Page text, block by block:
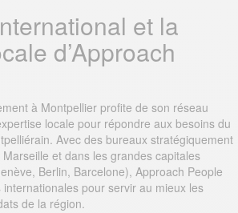
et la
d’Approach
à Montpellier profite de son réseau
locale pour répondre aux besoins du
Avec des bureaux stratégiquement
et dans les grandes capitales
Berlin, Barcelone), Approach People
pour servir au mieux les
de la région.